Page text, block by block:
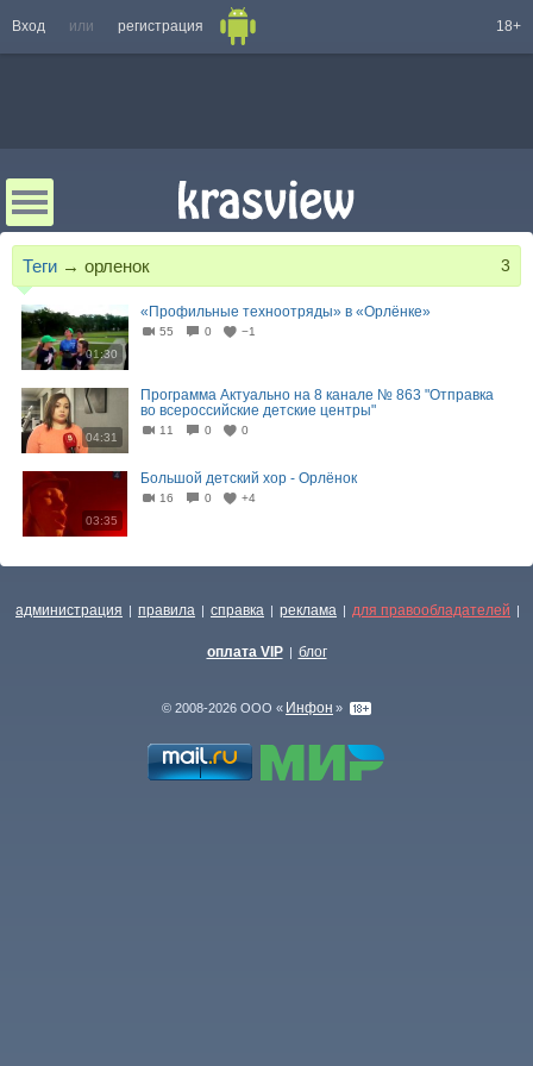
Вход или регистрация 18+
Теги → орленок 3
01:30
«Профильные техноотряды» в «Орлёнке»
55 0 −1
04:31
Программа Актуально на 8 канале № 863 "Отправка
во всероссийские детские центры"
11 0 0
03:35
Большой детский хор - Орлёнок
16 0 +4
администрация | правила | справка | реклама | для правообладателей |
оплата VIP | блог
© 2008-2026 ООО « Инфон »